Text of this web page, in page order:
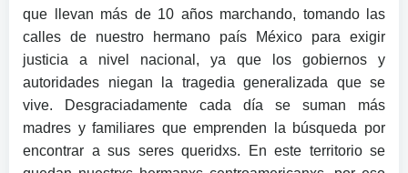
que llevan más de 10 años marchando, tomando las
calles de nuestro hermano país México para exigir
justicia a nivel nacional, ya que los gobiernos y
autoridades niegan la tragedia generalizada que se
vive. Desgraciadamente cada día se suman más
madres y familiares que emprenden la búsqueda por
encontrar a sus seres queridxs. En este territorio se